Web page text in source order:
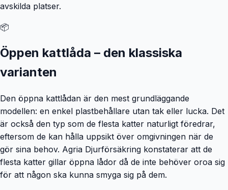
avskilda platser.
📦
Öppen kattlåda – den klassiska
varianten
Den öppna kattlådan är den mest grundläggande
modellen: en enkel plastbehållare utan tak eller lucka. Det
är också den typ som de flesta katter naturligt föredrar,
eftersom de kan hålla uppsikt över omgivningen när de
gör sina behov. Agria Djurförsäkring konstaterar att de
flesta katter gillar öppna lådor då de inte behöver oroa sig
för att någon ska kunna smyga sig på dem.